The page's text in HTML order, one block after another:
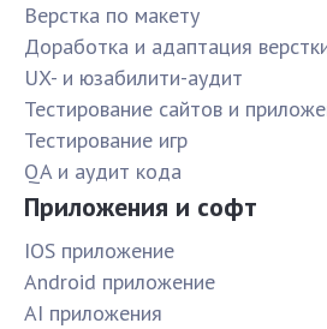
Верстка по макету
Доработка и адаптация
UX- и юзабилити-аудит
Тестирование сайтов и
Тестирование игр
QA и аудит кода
Приложения и софт
IOS приложение
Android приложение
AI приложения